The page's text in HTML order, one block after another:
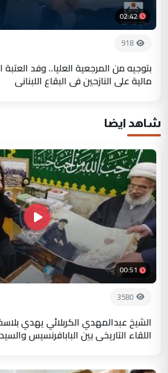
02:42
918
بتوجيه من المرجعية العليا.. وفد العتبة
مالية على النازحين في البقاع اللبناني
شاهد ايضا
00:51
3580
الشيخ عبدالمهدي الكربلائي يهدي
اللقاء التاريخي بين البابافرنسيس